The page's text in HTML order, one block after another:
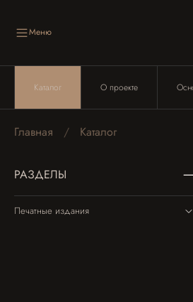
Меню
Каталог О проекте
Главная Каталог
РАЗДЕЛЫ
Печатные издания